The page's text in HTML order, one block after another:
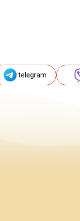
telegram